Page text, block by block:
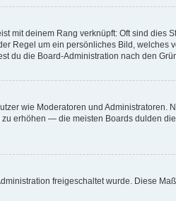
mit deinem Rang verknüpft: Oft sind dies
Regel um ein persönliches Bild, welches
du die Board-Administration nach den
wie Moderatoren und Administratoren.
erhöhen — die meisten Boards dulden
freigeschaltet wurde. Diese